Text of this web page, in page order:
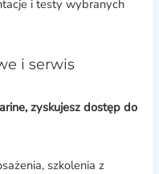
i testy wybranych
i serwis
zyskujesz dostęp do
szkolenia z